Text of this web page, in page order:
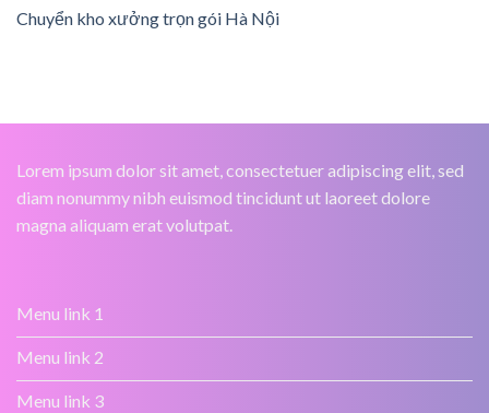
Chuyển kho xưởng trọn gói Hà Nội
Lorem ipsum dolor sit amet, consectetuer adipiscing elit, sed
diam nonummy nibh euismod tincidunt ut laoreet dolore
magna aliquam erat volutpat.
Menu link 1
Menu link 2
Menu link 3